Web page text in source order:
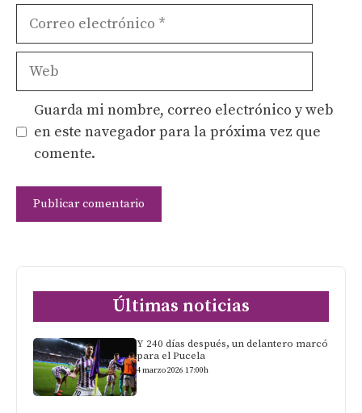
Correo
Web
Guarda mi nombre, correo electrónico y web
en este navegador para la próxima vez que
comente.
Últimas noticias
Y 240 días después, un delantero marcó
para el Pucela
4 marzo 2026 17:00h